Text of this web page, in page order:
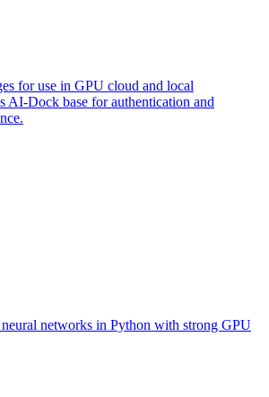
for use in GPU cloud and local
AI-Dock base for authentication and
networks in Python with strong GPU